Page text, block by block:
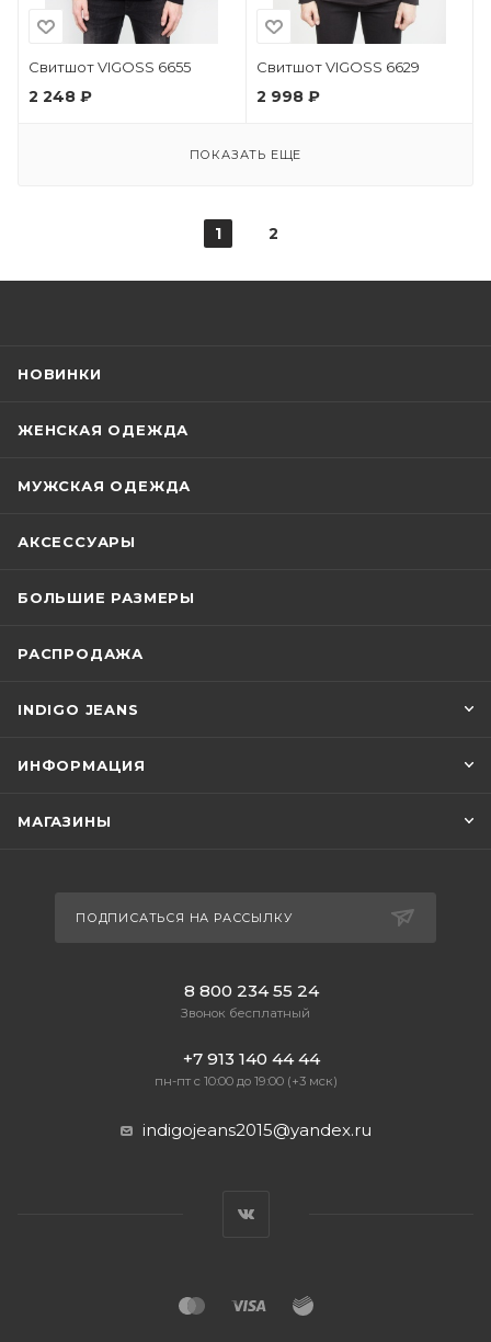
Свитшот VIGOSS 6655
2 248 ₽
Свитшот VIGOSS 6629
2 998 ₽
ПОКАЗАТЬ ЕЩЕ
1 2
НОВИНКИ
ЖЕНСКАЯ ОДЕЖДА
МУЖСКАЯ ОДЕЖДА
АКСЕССУАРЫ
БОЛЬШИЕ РАЗМЕРЫ
РАСПРОДАЖА
INDIGO JEANS
ИНФОРМАЦИЯ
МАГАЗИНЫ
ПОДПИСАТЬСЯ НА РАССЫЛКУ
8 800 234 55 24
Звонок бесплатный
+7 913 140 44 44
пн-пт с 10:00 до 19:00 (+3 мск)
indigojeans2015@yandex.ru